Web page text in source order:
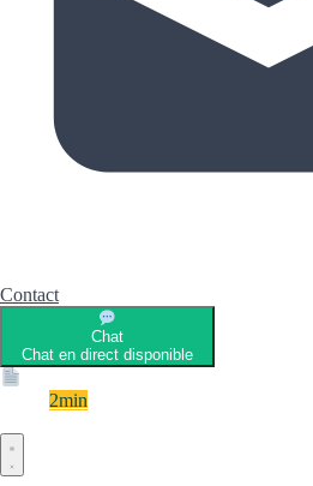
Contact
Chat
Chat en direct disponible
2min